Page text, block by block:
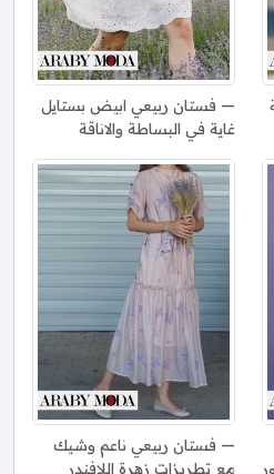
فستان ربيعي ابيض بستايل
غاية في البساطة والاناقة
فستان ربيعي ناعم وشيك
مع تطريزات زهرة اللافندر